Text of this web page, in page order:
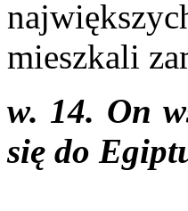
mieszkali
w. 14. On
się do